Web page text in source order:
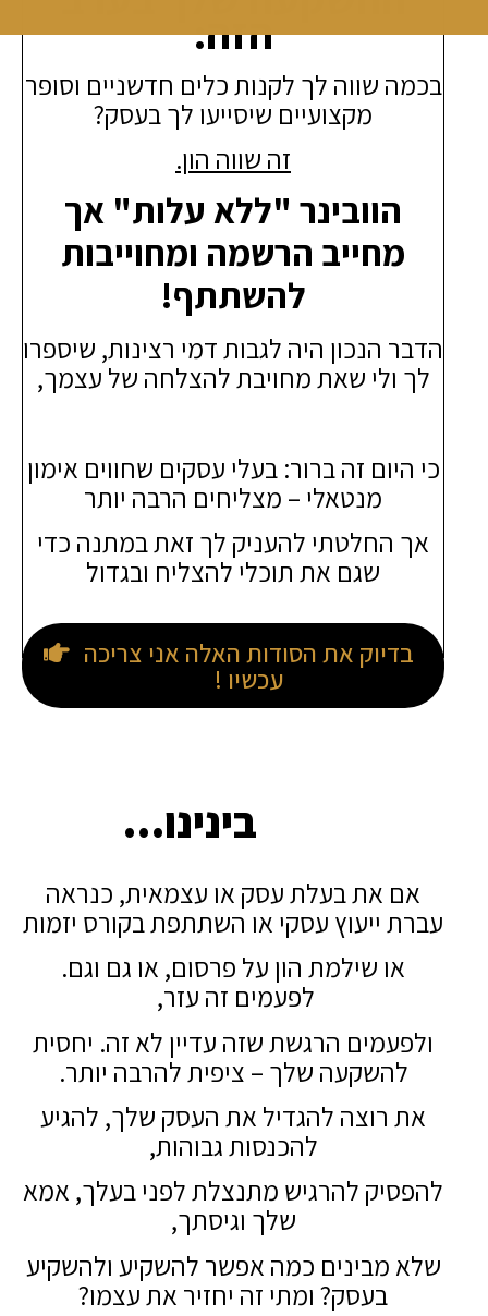
הזה:
בכמה שווה לך לקנות כלים חדשניים וסופר
מקצועיים שיסייעו לך בעסק?
זה שווה הון.
הוובינר "ללא עלות" אך
מחייב הרשמה ומחוייבות
להשתתף!
הדבר הנכון היה לגבות דמי רצינות, שיספרו
לך ולי שאת מחויבת להצלחה של עצמך,
כי היום זה ברור: בעלי עסקים שחווים אימון
מנטאלי – מצליחים הרבה יותר
אך החלטתי להעניק לך זאת במתנה כדי
שגם את תוכלי להצליח ובגדול
בדיוק את הסודות האלה אני צריכה
עכשיו !
בינינו…
אם את בעלת עסק או עצמאית, כנראה
עברת ייעוץ עסקי או השתתפת בקורס יזמות
או שילמת הון על פרסום, או גם וגם.
לפעמים זה עזר,
ולפעמים הרגשת שזה עדיין לא זה. יחסית
להשקעה שלך – ציפית להרבה יותר.
את רוצה להגדיל את העסק שלך, להגיע
להכנסות גבוהות,
להפסיק להרגיש מתנצלת לפני בעלך, אמא
שלך וגיסתך,
שלא מבינים כמה אפשר להשקיע ולהשקיע
בעסק? ומתי זה יחזיר את עצמו?